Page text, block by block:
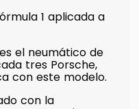
1 aplicada a
el neumático de
tres Porsche,
con este modelo.
con la